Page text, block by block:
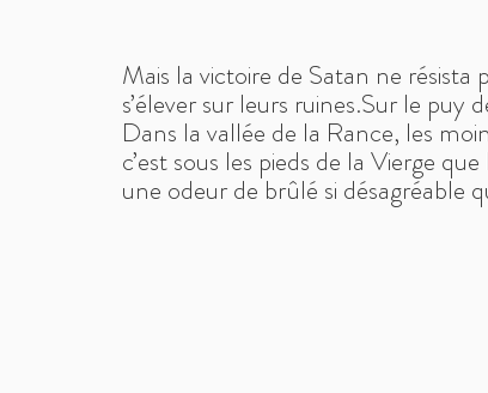
Mais la victoire de Satan ne résista
s’élever sur leurs ruines.Sur le puy
Dans la vallée de la Rance, les
c’est sous les pieds de la Vierge
une odeur de brûlé si désagréable